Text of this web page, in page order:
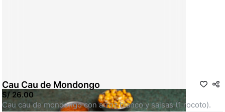
Cau Cau de Mondongo
S/ 26.00
Cau cau de mondongo con arroz blanco y salsas (1 rocoto).